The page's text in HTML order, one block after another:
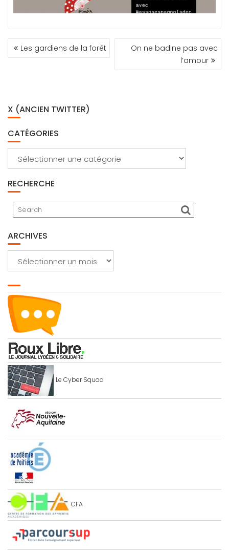
NAVIGATION
DELes gardiens de la forêt
On ne badine pas avec
l’amour
X (ANCIEN TWITTER)
CATÉGORIES
RECHERCHE
ARCHIVES
Le Cyber Squad
CFA